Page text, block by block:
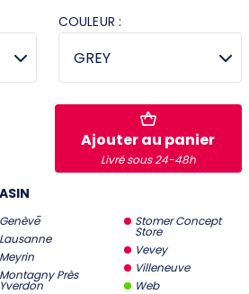
Stromer Concept Store
COULEUR :
Ajouter au panier
Livré sous 24-48h
Genève
Lausanne
Meyrin
Montagny Près
Yverdon
Stomer Concept
Store
Vevey
Villeneuve
Web